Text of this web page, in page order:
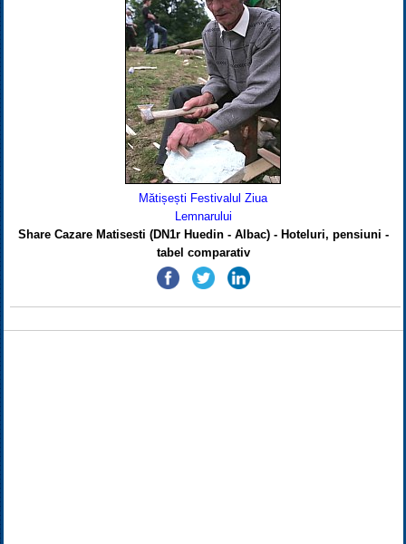
Mătișești Festivalul Ziua
Lemnarului
Share Cazare Matisesti (DN1r Huedin - Albac) - Hoteluri, pensiuni -
tabel comparativ